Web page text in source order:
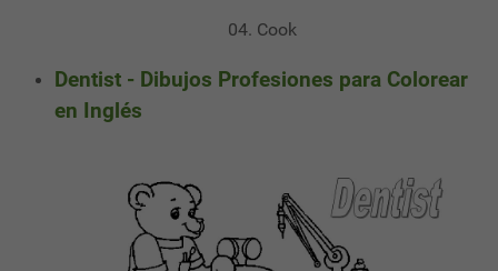
04. Cook
Dentist - Dibujos Profesiones para Colorear
en Inglés